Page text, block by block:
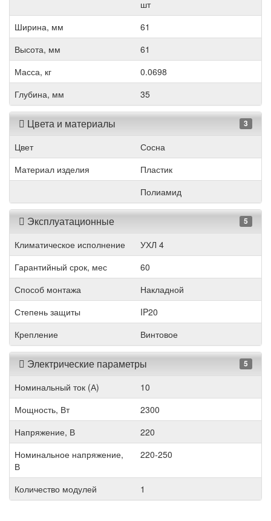
шт
Ширина, мм
61
Высота, мм
61
Масса, кг
0.0698
Глубина, мм
35
Цвета и материалы 3
Цвет
Сосна
Материал изделия
Пластик
Полиамид
Эксплуатационные 5
Климатическое исполнение
УХЛ 4
Гарантийный срок, мес
60
Способ монтажа
Накладной
Степень защиты
IP20
Крепление
Винтовое
Электрические параметры 5
Номинальный ток (А)
10
Мощность, Вт
2300
Напряжение, В
220
Номинальное напряжение,
В
220-250
Количество модулей 1